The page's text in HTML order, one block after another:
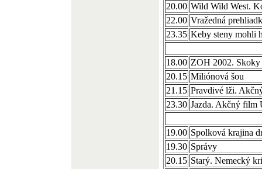
20.00 Wild Wild West.
22.00 Vražedná
23.35 Keby steny mohli
18.00 ZOH 2002. Skoky
20.15 Miliónová šou
21.15 Pravdivé lži.
23.30 Jazda. Akčný film
19.00 Spolková krajina
19.30 Správy
20.15 Starý. Nemecký